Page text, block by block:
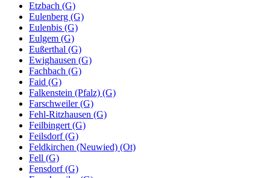
Etzbach (G)
Eulenberg (G)
Eulenbis (G)
Eulgem (G)
Eußerthal (G)
Ewighausen (G)
Fachbach (G)
Faid (G)
Falkenstein (Pfalz) (G)
Farschweiler (G)
Fehl-Ritzhausen (G)
Feilbingert (G)
Feilsdorf (G)
Feldkirchen (Neuwied) (Ot)
Fell (G)
Fensdorf (G)